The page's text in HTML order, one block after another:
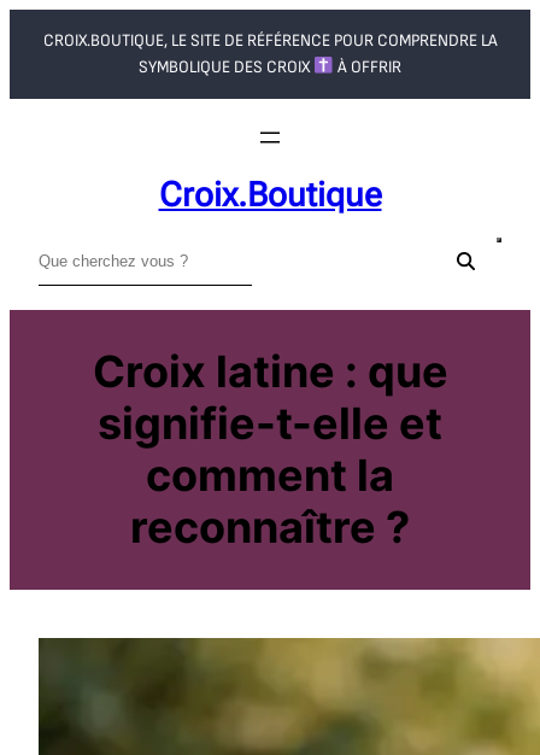
CROIX.BOUTIQUE, LE SITE DE RÉFÉRENCE POUR COMPRENDRE LA
SYMBOLIQUE DES CROIX
À OFFRIR
Croix.boutique
c
h
r
Croix latine : que
signifie-t-elle et
comment la
reconnaître ?